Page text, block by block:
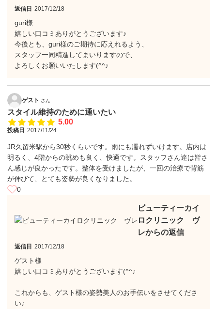
返信日 2017/12/18
guri様
嬉しい口コミありがとうございます♪
今後とも、guri様のご期待に応えれるよう、
スタッフ一同精進してまいりますので、
よろしくお願いいたします(^^♪
ゲスト さん
スタイル維持のために通いたい
5.00
投稿日 2017/11/24
JR久留米駅から30秒くらいです。雨にも濡れずいけます。店内は
明るく、4階からの眺めも良く、快適です。スタッフさん達は皆さ
ん感じが良かったです。整体を受けましたが、一回の治療で背筋
が伸びて、とても姿勢が良くなりました。
0
ビューティーカイ
ロクリニック ヴ
レからの返信
返信日 2017/12/18
ゲスト様
嬉しい口コミありがとうございます(^^♪
これからも、ゲスト様の姿勢美人のお手伝いをさせてくださ
い♪